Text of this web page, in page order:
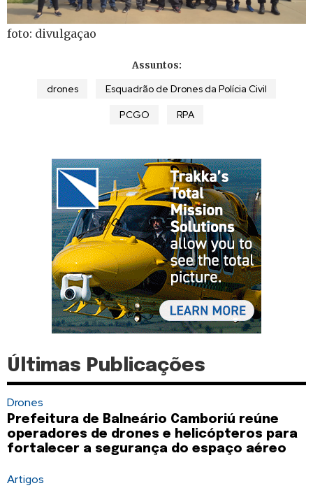
foto: divulgaçao
Assuntos:
drones Esquadrão de Drones da Polícia Civil
PCGO RPA
Últimas Publicações
Drones
Prefeitura de Balneário Camboriú reúne
operadores de drones e helicópteros para
fortalecer a segurança do espaço aéreo
Artigos